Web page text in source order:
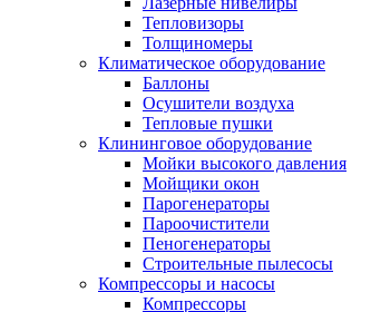
Тепловизоры
Толщиномеры
Климатическое оборудование
Баллоны
Осушители воздуха
Тепловые пушки
Клининговое оборудование
Мойки высокого давления
Мойщики окон
Парогенераторы
Пароочистители
Пеногенераторы
Строительные пылесосы
Компрессоры и насосы
Компрессоры